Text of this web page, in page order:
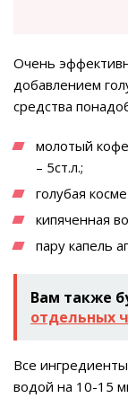
Очень
добавлением
средства
молотый
– 5ст.л.;
голубая
кипяченная
пару капель
Вам также
отдельных
Все
водой на 10-15